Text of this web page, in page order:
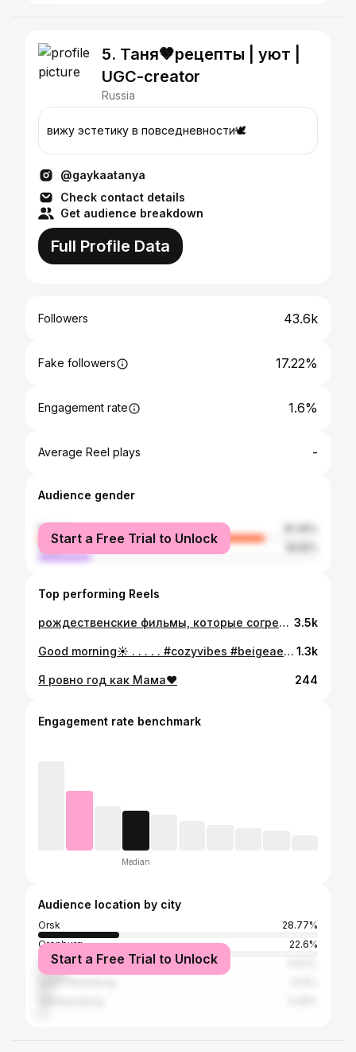
5. Таня🤎рецепты | уют |
UGC-creator
Russia
вижу эстетику в повседневности🕊
@gaykaatanya
Check contact details
Get audience breakdown
Full Profile Data
Followers 43.6k
Fake followers 17.22%
Engagement rate 1.6%
Average Reel plays -
Audience gender
female
male
Start a Free Trial to Unlock
Top performing Reels
рождественские фильмы, которые согреют в зимний вечерок🥨 ✨один дома (все части) ✨подарок на Рождество ✨новая рождественская сказка (1988) ✨эльф ✨гринч-похититель рождества ✨Санта-Клаус 1,2,3 ✨Рождество (2015) ✨мистер Джангл и рождественское путешествие (2020) ✨здравствуйте, папа, Новый год ✨щелкунчик и четыре королевства (2018) ✨почему он? ✨необыкновенная история на Рождество (2017) ✨Рождество на двоих ✨пережить Рождество (2004) ✨любите Куперов ✨пара на Рождество (2020) ✨дети без присмотра (2006) ✨четыре рождества ✨кошмар перед Рождеством ✨Рождество с неудачниками ✨Фред Клаус, брат Санты ✨очень плохие мамочки 1,2 ✨хроники Нарнии ✨новогодний переполох (2017) ✨Рождество ✨жена священника ✨Рождество ✨реальная любовь ✨охота на Санту (2020) ✨путешествие к рождественской звезде ✨мальчик по имени Рождество ✨приключения Паддингтона ✨дневник Бриджет Джонс ✨щелкунчик и четыре королевства ✨рождественские хроники 1,2 ✨отпуск по обмену ✨привет, семье (2005) ✨рождественская сказка (2008) ✨нянька на Рождество ✨рыцарь перед Рождеством ✨пусть идёт снег мультфильмы: 🌟полярный экспресс 🌟рождественская история (2009) 🌟секретная служба Санты-Клауса 🌟холодное сердце 1,2 🌟Клаус 🌟Эллиот 🌟Гринч 🌟хранители снов 🌟спасти Санту 🌟путеводная звезда 🌟приготовление и начало 🌟красавица и чудовище 🌟снежная королева 1,2 3.5k
Good morning☀️ . . . . . #cozyvibes #beigeaesthetic #nudetones #theparisianchique #simplebeyond #thenoisetier #llemerci #memuarypost #theglamory #beigeaddiction #toutesttemporaire #aestheticmoments #esteticpart #scarlettwants #mercimood #breakfast #goodmorning #nymphofinspo #myaestheticc #bloonmi #thejoournal #сырники 1.3k
Я ровно год как Мама❤️ 244
Engagement rate benchmark
Median
Audience location by city
Orsk
28.77%
Orenburg
22.6%
Moscow
Start a Free Trial to Unlock